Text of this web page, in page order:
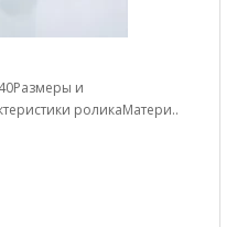
и
роликаМатери..